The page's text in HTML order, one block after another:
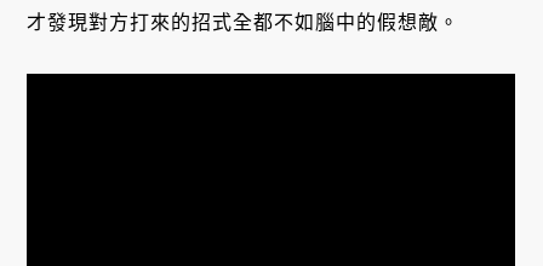
才發現對方打來的招式全都不如腦中的假想敵。